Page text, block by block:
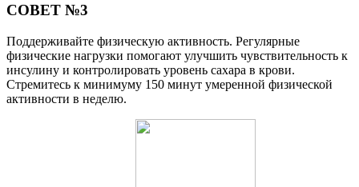
СОВЕТ №3
Поддерживайте физическую активность. Регулярные
физические нагрузки помогают улучшить чувствительность к
инсулину и контролировать уровень сахара в крови.
Стремитесь к минимуму 150 минут умеренной физической
активности в неделю.